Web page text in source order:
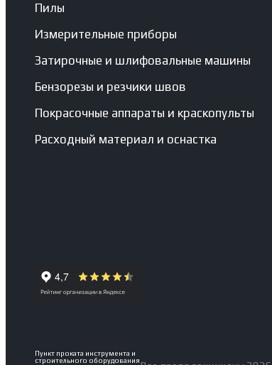
Пилы
Измерительные приборы
Затирочные и шлифовальные машины
Бензорезы и резчики швов
Покрасочные аппараты и краскопульты
Расходный материал и оснастка
Пункт проката инструмента и
строительного оборудования